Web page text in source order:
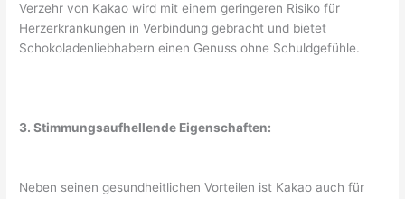
Verzehr von Kakao wird mit einem geringeren Risiko für
Herzerkrankungen in Verbindung gebracht und bietet
Schokoladenliebhabern einen Genuss ohne Schuldgefühle.
3. Stimmungsaufhellende Eigenschaften:
Neben seinen gesundheitlichen Vorteilen ist Kakao auch für